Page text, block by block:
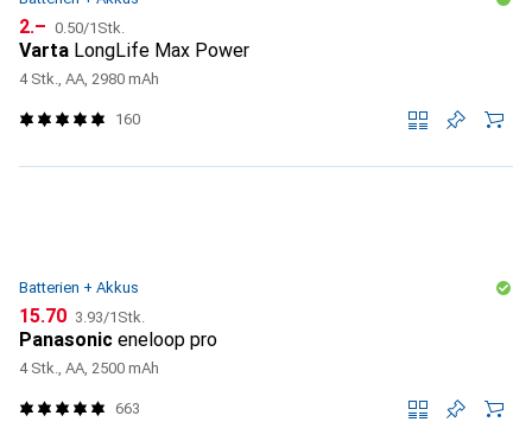
CHF
2.– CHF
0.50/1Stk.
Varta LongLife Max Power
4 Stk., AA, 2980 mAh
160
Batterien + Akkus
CHF
15.70 CHF
3.93/1Stk.
Panasonic eneloop pro
4 Stk., AA, 2500 mAh
663